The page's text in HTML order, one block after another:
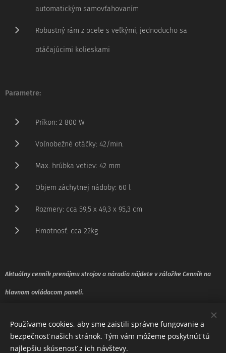
automatickým samovťahovaním
Robustný rám z ocele s veľkými, jednoducho sa
otáčajúcimi kolieskami
Parametre:
Príkon: 2 800 W
Voľnobežné otáčky: 42/min.
Max. hrúbka vetiev: 42 mm
Objem záchytnej nádoby: 60 l
Rozmery: cca 59,5 x 49,3 x 95,3 cm
Hmotnosť: cca 22kg
Aktuálny cenník prenájmu strojov a náradia nájdete v záložke Cenník na
hlavnom ovládacom paneli.
Používame cookies, aby sme zaistili správne fungovanie a
bezpečnosť našich stránok. Tým vám môžeme poskytnúť tú
najlepšiu skúsenosť z ich návštevy.